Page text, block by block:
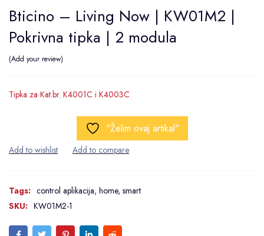
Bticino – Living Now | KW01M2 |
Pokrivna tipka | 2 modula
Add your review
Tipka za Kat.br. K4001C i K4003C
"Želim ovaj artikal"
Tags: control aplikacija, home, smart
SKU: KW01M2-1